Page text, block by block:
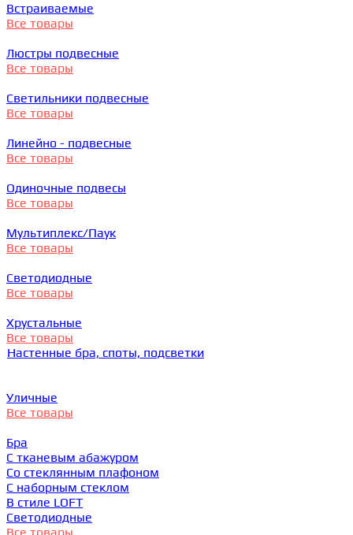
Встраиваемые
Все товары
Люстры подвесные
Все товары
Светильники подвесные
Все товары
Линейно - подвесные
Все товары
Одиночные подвесы
Все товары
Мультиплекс/Паук
Все товары
Светодиодные
Все товары
Хрустальные
Все товары
Настенные бра, споты, подсветки
Уличные
Все товары
Бра
С тканевым абажуром
Со стеклянным плафоном
С наборным стеклом
В стиле LOFT
Светодиодные